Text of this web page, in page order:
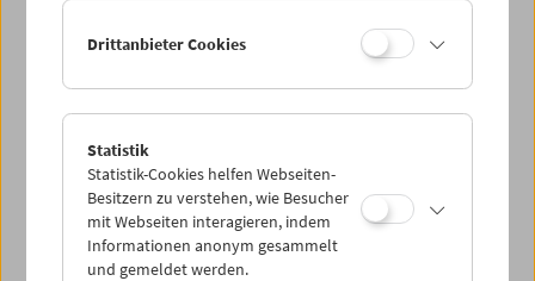
Share on
News
News Archiv
Newsletter
Drittanbieter Cookies
Statistik
Statistik-Cookies helfen Webseiten-
Besitzern zu verstehen, wie Besucher
mit Webseiten interagieren, indem
Informationen anonym gesammelt
und gemeldet werden.